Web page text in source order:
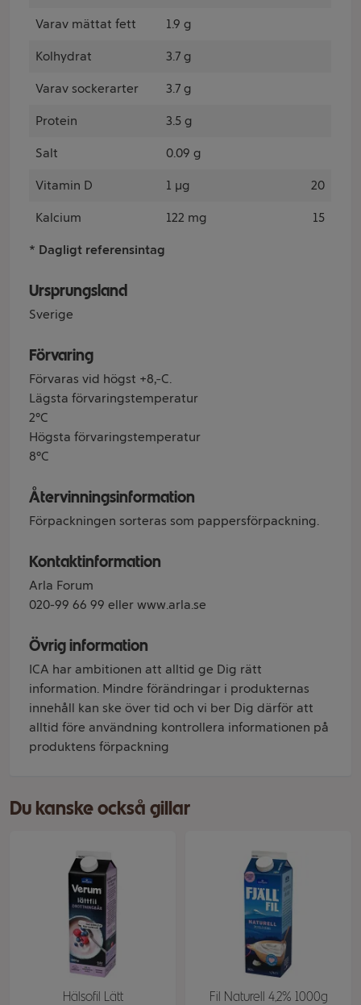
Varav mättat fett 1.9 g
Kolhydrat 3.7 g
Varav sockerarter 3.7 g
Protein 3.5 g
Salt 0.09 g
Vitamin D 1 µg 20
Kalcium 122 mg 15
* Dagligt referensintag
Ursprungsland
Sverige
Förvaring
Förvaras vid högst +8ºC.
Lägsta förvaringstemperatur
2°C
Högsta förvaringstemperatur
8°C
Återvinningsinformation
Förpackningen sorteras som pappersförpackning.
Kontaktinformation
Arla Forum
020-99 66 99 eller www.arla.se
Övrig information
ICA har ambitionen att alltid ge Dig rätt
information. Mindre förändringar i produkternas
innehåll kan ske över tid och vi ber Dig därför att
alltid före användning kontrollera informationen på
produktens förpackning
Du kanske också gillar
Hälsofil Lätt
Fil Naturell 4,2% 1000g